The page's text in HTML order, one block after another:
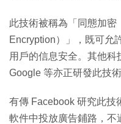
此技術被稱為「同態加密
Encryption）」，既可允
用戶的信息安全。其他科
Google 等亦正研發此技術
有傳 Facebook 研究此技
軟件中投放廣告鋪路，不